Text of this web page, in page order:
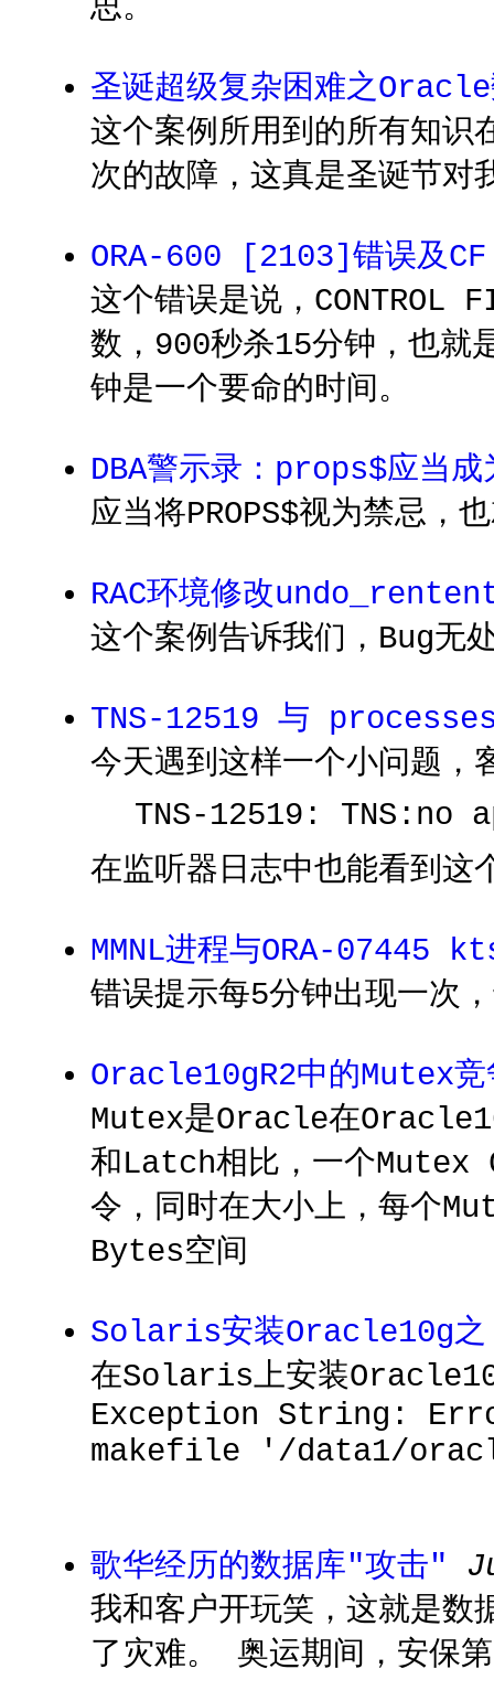
思。
圣诞超级复杂困难之
这个案例所用到的所有知识
次的故障，这真是圣诞节对
ORA-600 [2103]错误及
这个错误是说，CONTROL
数，900秒杀15分钟，也就
钟是一个要命的时间。
DBA警示录：props$应当成
应当将PROPS$视为禁忌，
RAC环境修改
这个案例告诉我们，Bug无
TNS-12519 与
今天遇到这样一个小问题，
TNS-12519:
在监听器日志中也能看到这
MMNL进程与ORA-07445
错误提示每5分钟出现一次
Oracle10gR2中的Mutex竞
Mutex是Oracle在
和Latch相比，一个Mutex
令，同时在大小上，每个
Bytes空间
Solaris安装Oracle10g
在Solaris上安装
Exception String:
makefile '/data1/
歌华经历的数据库"攻击"
我和客户开玩笑，这就是
了灾难。 奥运期间，安保